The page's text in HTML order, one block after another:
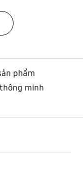
phẩm
minh